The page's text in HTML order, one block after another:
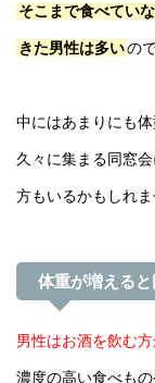
そこまで食べてい
きた男性は多いの
中にはあまりにも体
久々に集まる同窓
方もいるかもしれま
体重が増える
男性はお酒を飲む
濃度の高い食べも